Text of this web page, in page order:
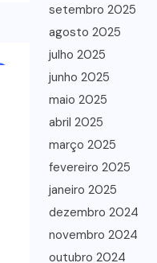
setembro 2025
agosto 2025
julho 2025
junho 2025
maio 2025
abril 2025
março 2025
fevereiro 2025
janeiro 2025
dezembro 2024
novembro 2024
outubro 2024